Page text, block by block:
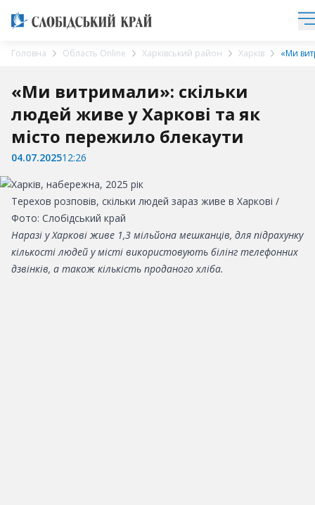
Головна Область Online Харківський район Харків «Ми
«Ми витримали»: скільки
людей живе у Харкові та як
місто пережило блекаути
04.07.202512:26
Терехов розповів, скільки людей зараз живе в Харкові /
Фото: Слобідський край
Наразі у Харкові живе 1,3 мільйона мешканців, для підрахунку
кількості людей у місті використовують білінг телефонних
дзвінків, а також кількість проданого хліба.